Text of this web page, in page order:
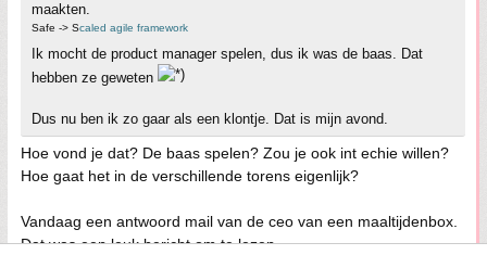
maakten.
Safe -> Scaled agile framework
Ik mocht de product manager spelen, dus ik was de baas. Dat
hebben ze geweten
Dus nu ben ik zo gaar als een klontje. Dat is mijn avond.
Hoe vond je dat? De baas spelen? Zou je ook int echie willen?
Hoe gaat het in de verschillende torens eigenlijk?
Vandaag een antwoord mail van de ceo van een maaltijdenbox.
Dat was een leuk bericht om te lezen.